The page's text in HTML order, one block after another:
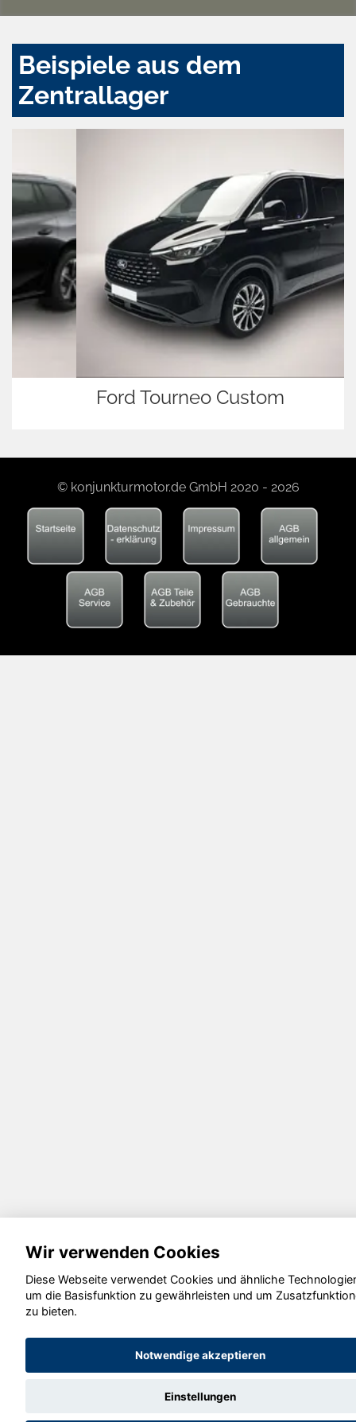
Beispiele aus dem
Zentrallager
Ford Tourneo Custom
© konjunkturmotor.de GmbH 2020 - 2026
Wir verwenden Cookies
Diese Webseite verwendet Cookies und ähnliche
um die Basisfunktion zu gewährleisten und um
zu bieten.
Notwendige akzeptieren
Einstellungen